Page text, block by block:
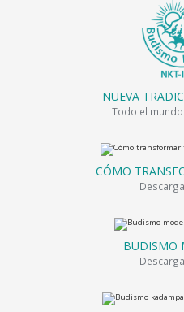
NUEVA
Todo el
CÓMO
BUDISMO